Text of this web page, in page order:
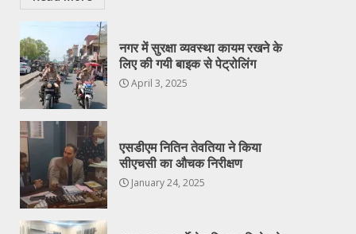
नगर में सुरक्षा व्यवस्था कायम रखने के
लिए की गयी बाइक से पेट्रोलिंग
April 3, 2025
एसडीएम नितिन तेवतिया ने किया
सीएचसी का औचक निरीक्षण
January 24, 2025